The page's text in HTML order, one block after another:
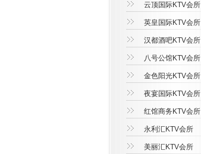
云顶国际KTV会所
英皇国际KTV会所
汉都酒吧KTV会所
八号公馆KTV会所
金色阳光KTV会所
夜宴国际KTV会所
红馆商务KTV会所
永利汇KTV会所
美丽汇KTV会所